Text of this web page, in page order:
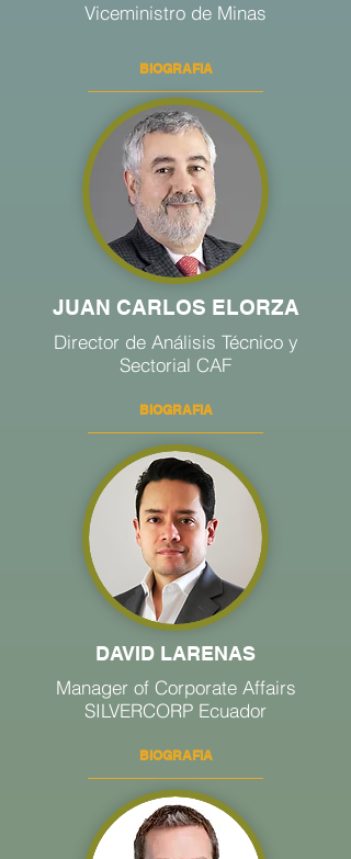
Viceministro de Minas
BIOGRAFIA
JUAN CARLOS ELORZA
Director de Análisis Técnico y
Sectorial CAF
BIOGRAFIA
DAVID LARENAS
Manager of Corporate Affairs
SILVERCORP Ecuador
BIOGRAFIA